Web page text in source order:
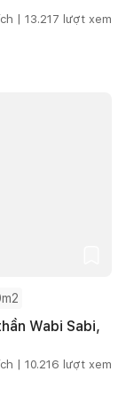
| 13.217 lượt xem
Wabi Sabi,
| 10.216 lượt xem